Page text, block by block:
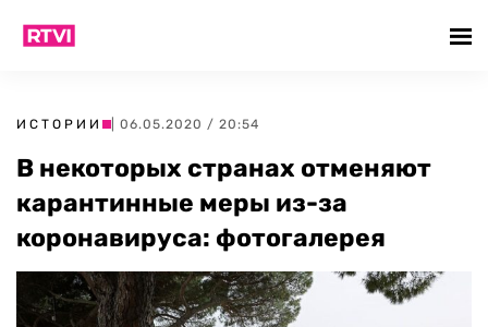
ИСТОРИИ | 06.05.2020 / 20:54
В некоторых странах отменяют
карантинные меры из-за
коронавируса: фотогалерея